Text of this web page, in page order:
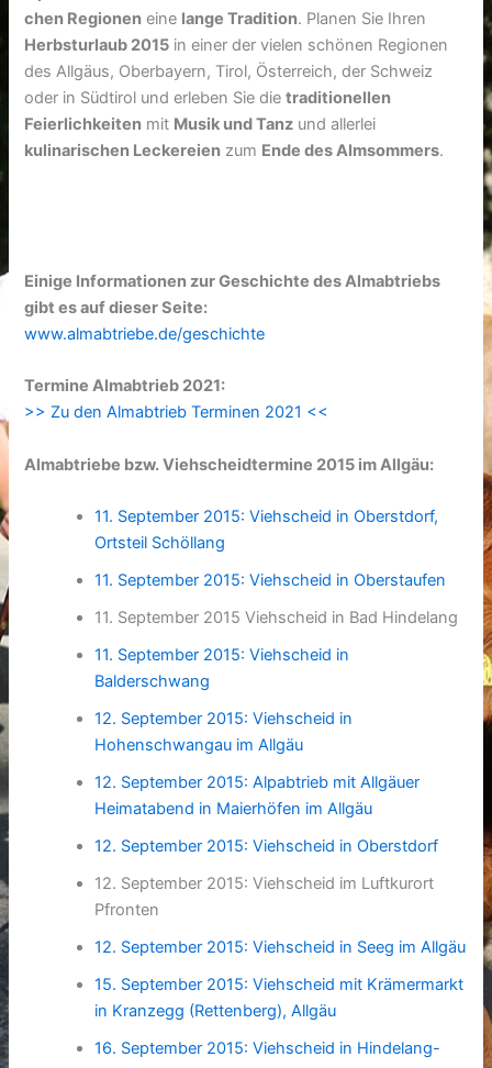
chen Regionen eine lange Tradition. Planen Sie Ihren
Herbsturlaub 2015 in einer der vielen schönen Regionen
des Allgäus, Oberbayern, Tirol, Österreich, der Schweiz
oder in Südtirol und erleben Sie dietraditionellen
Feierlichkeiten mit Musik und Tanz und allerlei
kulinarischen Leckereien zum Ende des Almsommers.
Einige Informationen zur Geschichte des Almabtriebs
gibt es auf dieser Seite:
www.almabtriebe.de/geschichte
Termine Almabtrieb 2021:
>> Zu den Almabtrieb Terminen 2021 <<
Almabtriebe bzw. Viehscheidtermine 2015 im Allgäu:
11. September 2015: Viehscheid in Oberstdorf,
Ortsteil Schöllang
11. September 2015: Viehscheid in Oberstaufen
11. September 2015 Viehscheid in Bad Hindelang
11. September 2015: Viehscheid in
Balderschwang
12. September 2015: Viehscheid in
Hohenschwangau im Allgäu
12. September 2015: Alpabtrieb mit Allgäuer
Heimatabend in Maierhöfen im Allgäu
12. September 2015: Viehscheid in Oberstdorf
12. September 2015: Viehscheid im Luftkurort
Pfronten
12. September 2015: Viehscheid in Seeg im Allgäu
15. September 2015: Viehscheid mit Krämermarkt
in Kranzegg (Rettenberg), Allgäu
16. September 2015: Viehscheid in Hindelang-